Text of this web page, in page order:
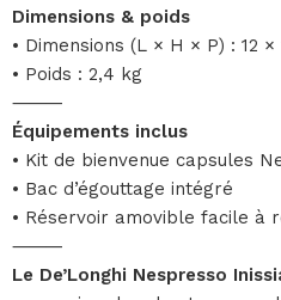
Dimensions & poids
• Dimensions (L × H × P) : 12 ×
• Poids : 2,4 kg
⸻
Équipements inclus
• Kit de bienvenue capsules
• Bac d’égouttage intégré
• Réservoir amovible facile à
⸻
Le De’Longhi Nespresso